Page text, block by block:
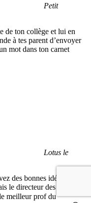
Petit
de ton collège et lui en
à tes parent d’envoyer
mot dans ton carnet
Lotus le
des bonnes idées!!! Et
le directeur des filles va
meilleur prof du